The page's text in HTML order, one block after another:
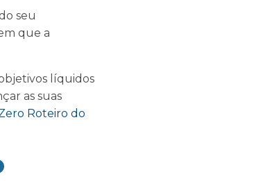
seu
que a
líquidos
as suas
Roteiro do